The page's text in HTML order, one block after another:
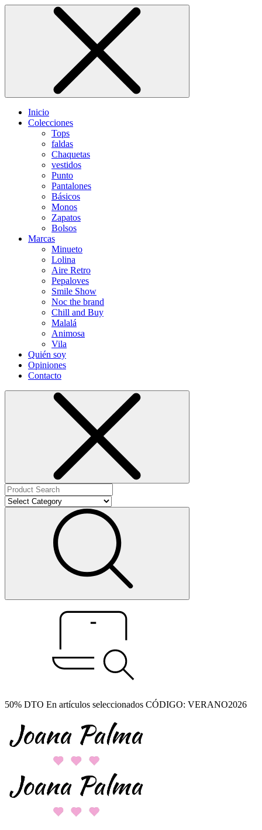
Inicio
Colecciones
Tops
faldas
Chaquetas
vestidos
Punto
Pantalones
Básicos
Monos
Zapatos
Bolsos
Marcas
Minueto
Lolina
Aire Retro
Pepaloves
Smile Show
Noc the brand
Chill and Buy
Malalá
Animosa
Vila
Quién soy
Opiniones
Contacto
50% DTO En artículos seleccionados CÓDIGO: VERANO2026